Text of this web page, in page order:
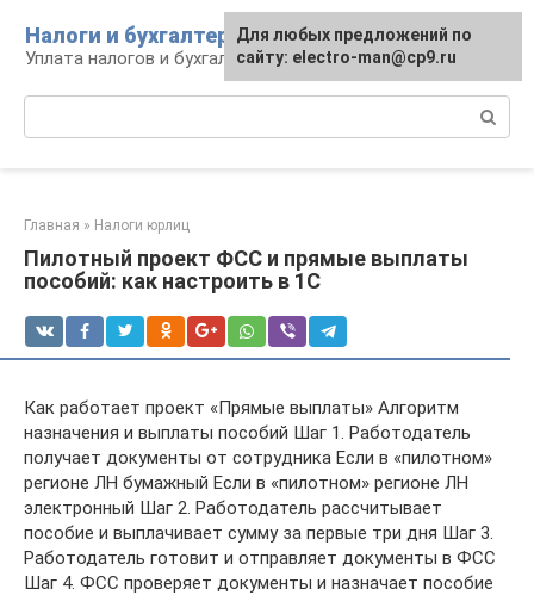
контенту
Налоги и бухгалтерия
Уплата налогов и бухгалтерская отчётность
Главная » Налоги юрлиц
Пилотный проект ФСС и прямые выплаты
пособий: как настроить в 1С
Как работает проект «Прямые выплаты» Алгоритм
назначения и выплаты пособий Шаг 1. Работодатель
получает документы от сотрудника Если в «пилотном»
регионе ЛН бумажный Если в «пилотном» регионе ЛН
электронный Шаг 2. Работодатель рассчитывает
пособие и выплачивает сумму за первые три дня Шаг 3.
Работодатель готовит и отправляет документы в ФСС
Шаг 4. ФСС проверяет документы и назначает пособие
Для любых предложений по
сайту: electro-man@cp9.ru